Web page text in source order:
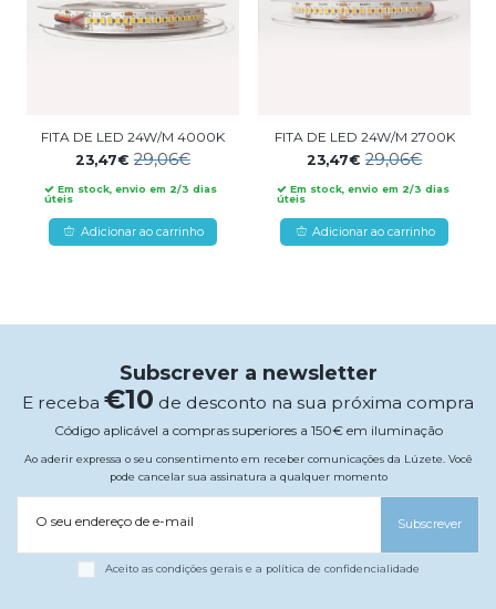
FITA DE LED 24W/M 4000K
23,47€29,06€
Em stock, envio em 2/3 dias
úteis
Adicionar ao carrinho
FITA DE LED 24W/M 2700K
23,47€29,06€
Em stock, envio em 2/3 dias
úteis
Adicionar ao carrinho
Subscrever a newsletter
E receba €10 de desconto na sua próxima compra
Código aplicável a compras superiores a 150€ em iluminação
Ao aderir expressa o seu consentimento em receber comunicações da Lúzete. Você
pode cancelar sua assinatura a qualquer momento
O seu endereço de e-mail Subscrever
Aceito as condições gerais e a política de confidencialidade